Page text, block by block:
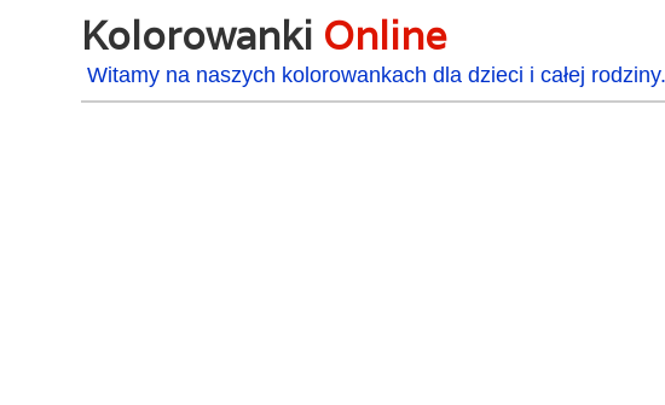
Kolorowanki Online
Witamy na naszych kolorowankach dla dzieci i całej